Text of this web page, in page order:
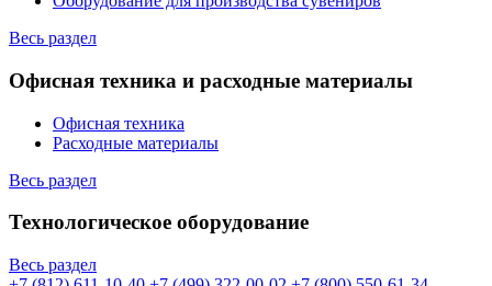
Весь раздел
Офисная техника и расходные материалы
Офисная техника
Расходные материалы
Весь раздел
Технологическое оборудование
Весь раздел